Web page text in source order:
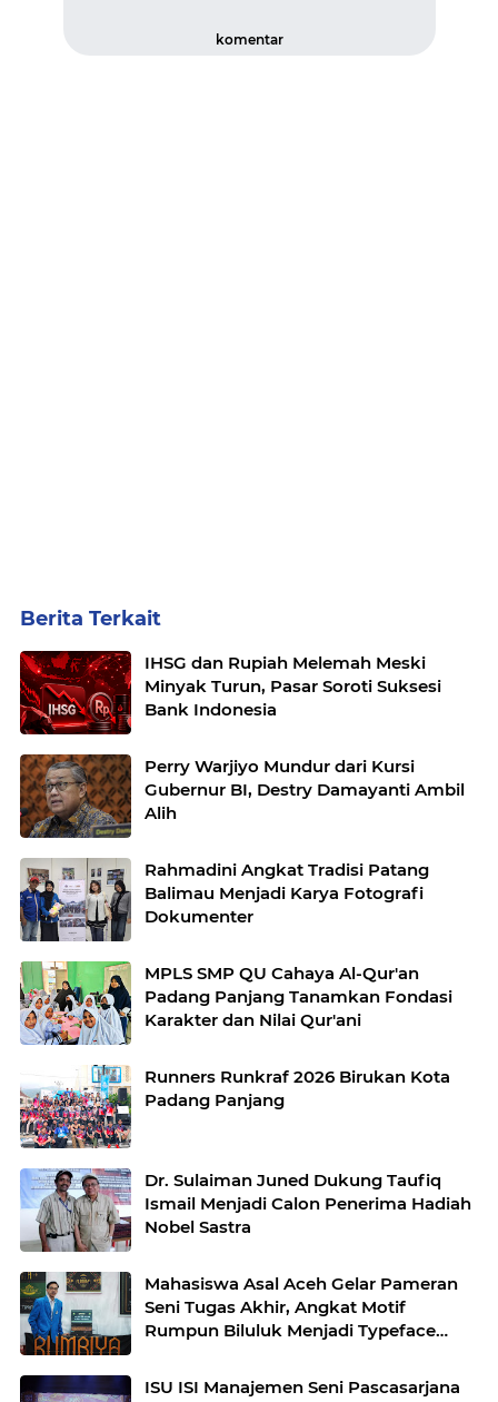
komentar
Berita Terkait
IHSG dan Rupiah Melemah Meski
Minyak Turun, Pasar Soroti Suksesi
Bank Indonesia
Perry Warjiyo Mundur dari Kursi
Gubernur BI, Destry Damayanti Ambil
Alih
Rahmadini Angkat Tradisi Patang
Balimau Menjadi Karya Fotografi
Dokumenter
MPLS SMP QU Cahaya Al-Qur'an
Padang Panjang Tanamkan Fondasi
Karakter dan Nilai Qur'ani
Runners Runkraf 2026 Birukan Kota
Padang Panjang
Dr. Sulaiman Juned Dukung Taufiq
Ismail Menjadi Calon Penerima Hadiah
Nobel Sastra
Mahasiswa Asal Aceh Gelar Pameran
Seni Tugas Akhir, Angkat Motif
Rumpun Biluluk Menjadi Typeface
ISU ISI Manajemen Seni Pascasarjana